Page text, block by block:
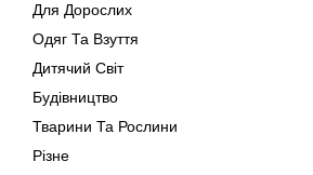
Для Дорослих
Одяг Та Взуття
Дитячий Світ
Будівництво
Тварини Та Рослини
Різне